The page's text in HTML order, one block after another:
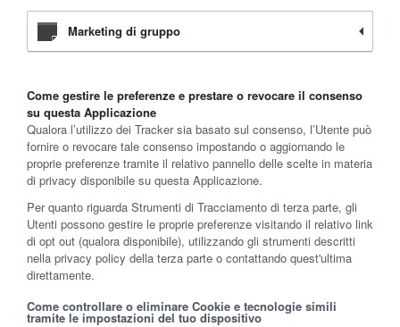
Marketing di gruppo
Come gestire le preferenze e prestare o revocare il consenso
su questa Applicazione
Qualora l’utilizzo dei Tracker sia basato sul consenso, l’Utente può
fornire o revocare tale consenso impostando o aggiornando le
proprie preferenze tramite il relativo pannello delle scelte in materia
di privacy disponibile su questa Applicazione.
Per quanto riguarda Strumenti di Tracciamento di terza parte, gli
Utenti possono gestire le proprie preferenze visitando il relativo link
di opt out (qualora disponibile), utilizzando gli strumenti descritti
nella privacy policy della terza parte o contattando quest'ultima
direttamente.
Come controllare o eliminare Cookie e tecnologie simili
tramite le impostazioni del tuo dispositivo